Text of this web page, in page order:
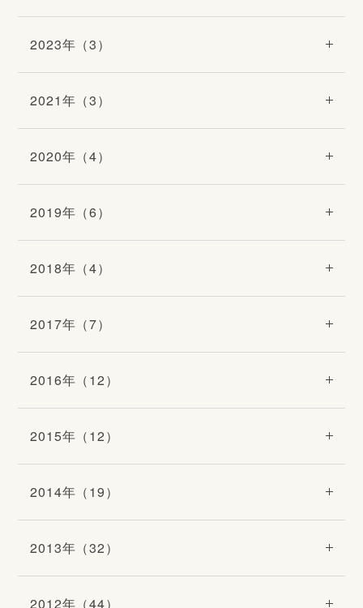
2023年（3）
2021年（3）
2020年（4）
2019年（6）
2018年（4）
2017年（7）
2016年（12）
2015年（12）
2014年（19）
2013年（32）
2012年（44）